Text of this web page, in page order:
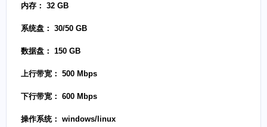
内存： 32 GB
系统盘： 30/50 GB
数据盘： 150 GB
上行带宽： 500 Mbps
下行带宽： 600 Mbps
操作系统： windows/linux